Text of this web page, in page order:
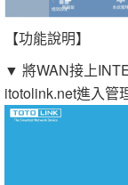
【功能說明】
▼ 將WAN接上
itotolink.net進入管